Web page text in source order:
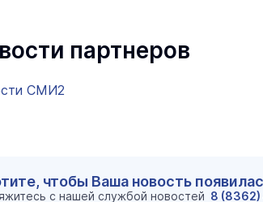
партнеров
СМИ2
чтобы Ваша новость
с нашей службой новостей 8